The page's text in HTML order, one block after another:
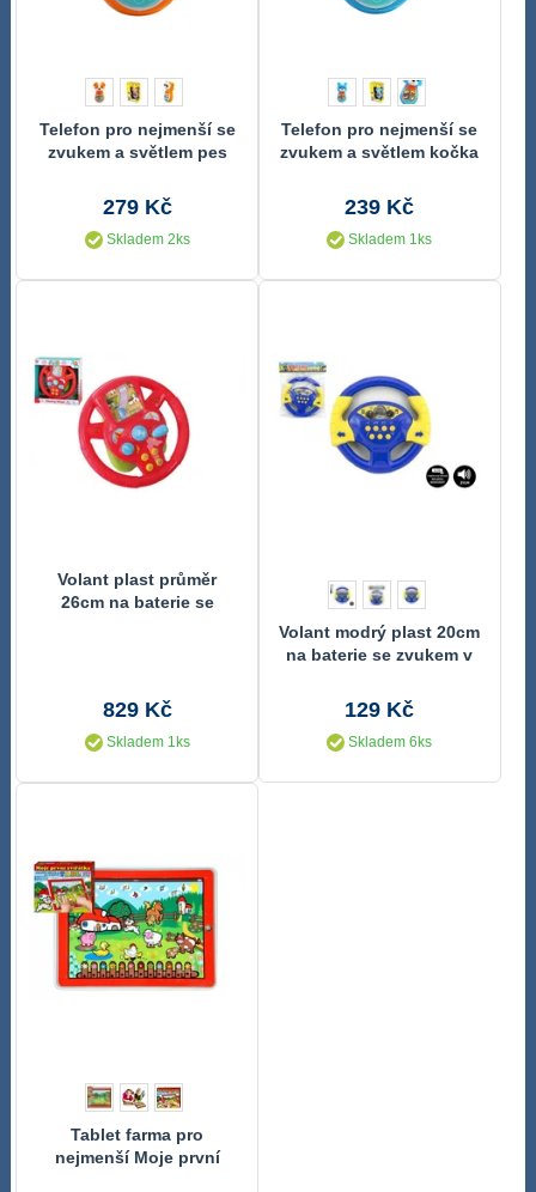
Telefon pro nejmenší se
zvukem a světlem pes
279 Kč
Skladem 2ks
Telefon pro nejmenší se
zvukem a světlem kočka
239 Kč
Skladem 1ks
Volant plast průměr
26cm na baterie se
829 Kč
Skladem 1ks
Volant modrý plast 20cm
na baterie se zvukem v
129 Kč
Skladem 6ks
Tablet farma pro
nejmenší Moje první